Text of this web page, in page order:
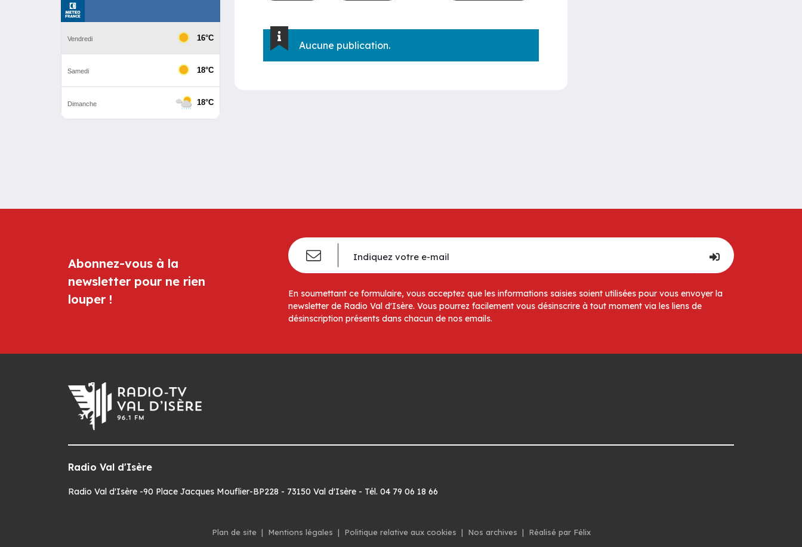
Aucune publication.
Abonnez-vous à la
newsletter pour ne rien
louper !
En soumettant ce formulaire, vous acceptez que les informations saisies soient utilisées pour vous envoyer la
newsletter de Radio Val d'Isère. Vous pourrez facilement vous désinscrire à tout moment via les liens de
désinscription présents dans chacun de nos emails.
Radio Val d'Isère
Radio Val d'Isère -90 Place Jacques Mouflier-BP228 - 73150 Val d'Isère - Tél. 04 79 06 18 66
Plan de site | Mentions légales | Politique relative aux cookies | Nos archives | Réalisé par Félix